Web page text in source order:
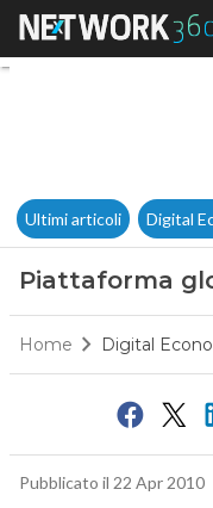
Ultimi articoli Digital
Piattaforma
Home Digital
Pubblicato il 22 Apr 2010